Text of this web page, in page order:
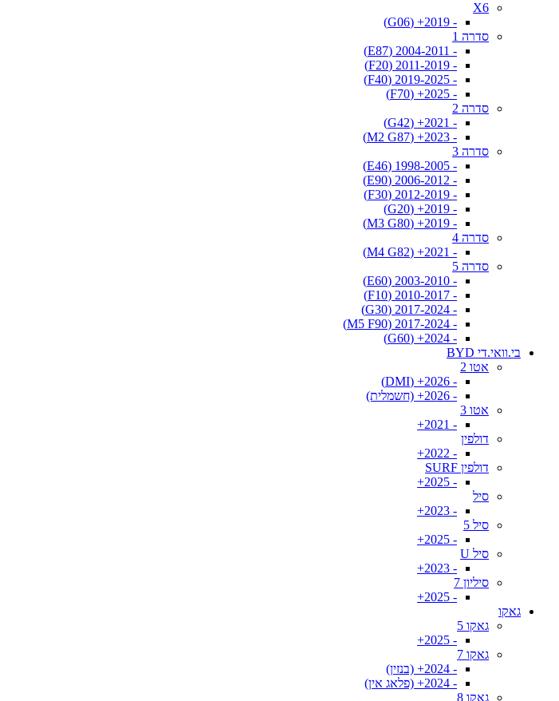
X6
- 2019+ (G06)
סדרה 1
- 2004-2011 (E87)
- 2011-2019 (F20)
- 2019-2025 (F40)
- 2025+ (F70)
סדרה 2
- 2021+ (G42)
- 2023+ (M2 G87)
סדרה 3
- 1998-2005 (E46)
- 2006-2012 (E90)
- 2012-2019 (F30)
- 2019+ (G20)
- 2019+ (M3 G80)
סדרה 4
- 2021+ (M4 G82)
סדרה 5
- 2003-2010 (E60)
- 2010-2017 (F10)
- 2017-2024 (G30)
- 2017-2024 (M5 F90)
- 2024+ (G60)
בי.וואי.די BYD
אטו 2
- 2026+ (DMI)
- 2026+ (חשמלית)
אטו 3
- 2021+
דולפין
- 2022+
דולפין SURF
- 2025+
סיל
- 2023+
סיל 5
- 2025+
סיל U
- 2023+
סיליון 7
- 2025+
גאקו
גאקו 5
- 2025+
גאקו 7
- 2024+ (בנזין)
- 2024+ (פלאג אין)
גאקו 8